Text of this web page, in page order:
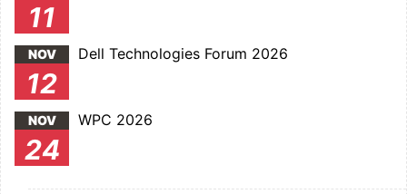
11
NOV
12
Dell Technologies Forum 2026
NOV
24
WPC 2026